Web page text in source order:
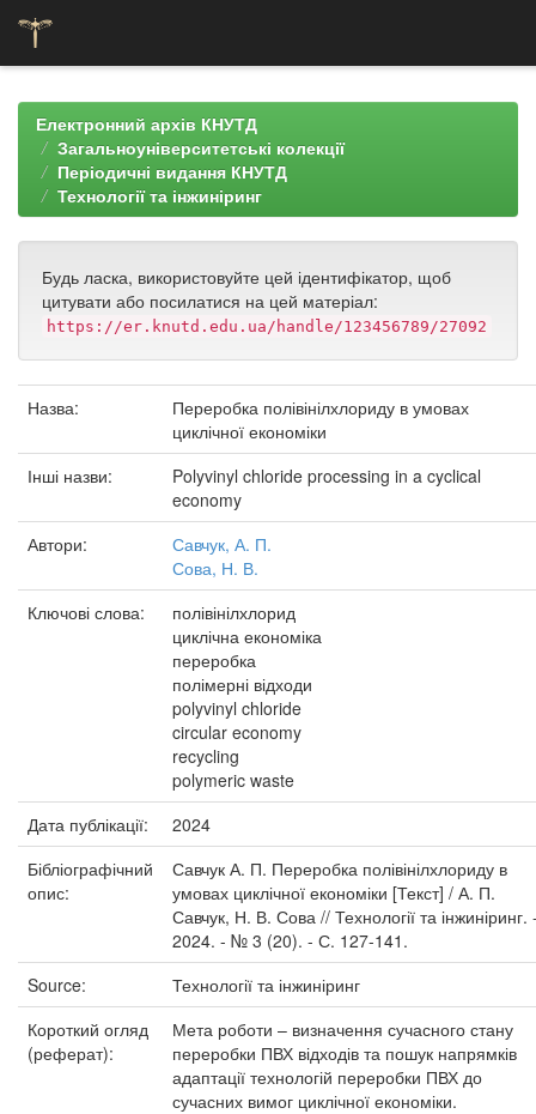
navigationЕлектронний архів КНУТД
Загальноуніверситетські колекції
Періодичні видання КНУТД
Технології та інжиніринг
Будь ласка, використовуйте цей ідентифікатор, щоб
цитувати або посилатися на цей матеріал:
https://er.knutd.edu.ua/handle/123456789/27092
Назва:
Переробка полівінілхлориду в умовах
циклічної економіки
Інші назви:
Polyvinyl chloride processing in a cyclical
economy
Автори:
Савчук, А. П.
Сова, Н. В.
Ключові слова:
полівінілхлорид
циклічна економіка
переробка
полімерні відходи
polyvinyl chloride
circular economy
recycling
polymeric waste
Дата публікації:
2024
Бібліографічний
опис:
Савчук А. П. Переробка полівінілхлориду в
умовах циклічної економіки [Текст] / А. П.
Савчук, Н. В. Сова // Технології та інжиніринг.
2024. - № 3 (20). - С. 127-141.
Source:
Технології та інжиніринг
Короткий огляд
(реферат):
Мета роботи – визначення сучасного стану
переробки ПВХ відходів та пошук напрямків
адаптації технологій переробки ПВХ до
сучасних вимог циклічної економіки.